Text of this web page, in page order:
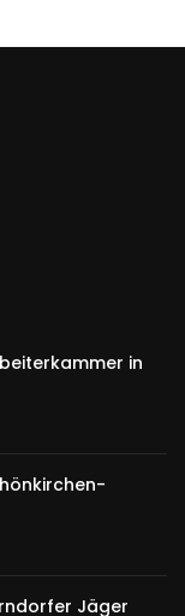
in
Jäger